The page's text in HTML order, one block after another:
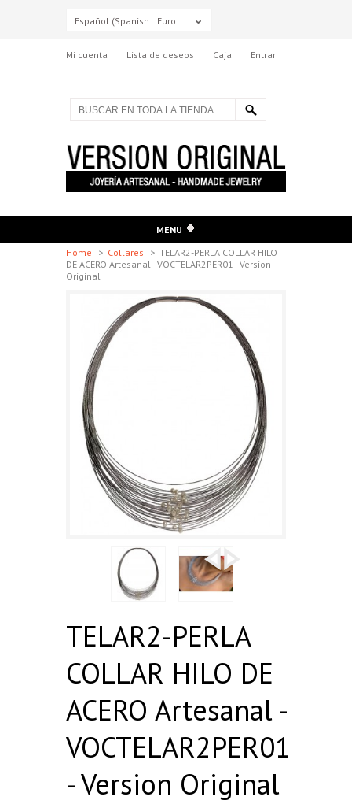
Español (Spanish) Euro
Mi cuenta Lista de deseos Caja Entrar
MENU
Home
> Collares > TELAR2-PERLA COLLAR HILO
DE ACERO Artesanal - VOCTELAR2PER01 - Version
Original
TELAR2-PERLA
COLLAR HILO DE
ACERO Artesanal -
VOCTELAR2PER01
- Version Original